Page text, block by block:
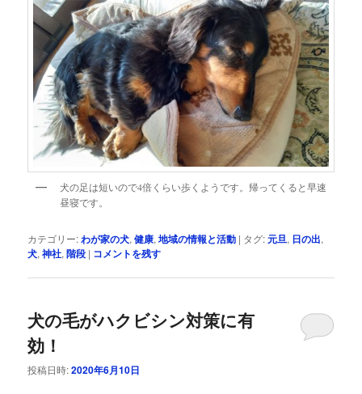
犬の足は短いので4倍くらい歩くようです。帰ってくると早速
昼寝です。
カテゴリー:わが家の犬,健康,地域の情報と活動 | タグ:元旦, 日の出,
犬,神社,階段 | コメントを残す
犬の毛がハクビシン対策に有
効！
投稿日時:2020年6月10日